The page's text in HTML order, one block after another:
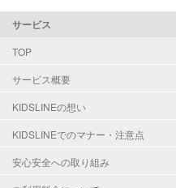
資格
自治
対応可能/特徴
サービス
TOP
サービス概要
KIDSLINEの想い
KIDSLINEでのマナー・注意点
安心安全への取り組み